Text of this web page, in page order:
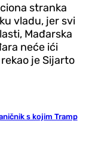
stranka
vladu, jer svi
Mađarska
neće ići
je Sijarto
s kojim Tramp